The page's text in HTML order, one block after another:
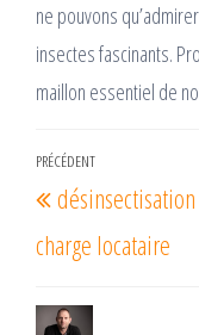
ne pouvons
insectes fascinants.
maillon essentiel de
Navigation
de
l’article
Article
précédent
PRÉCÉDENT
charge locataire